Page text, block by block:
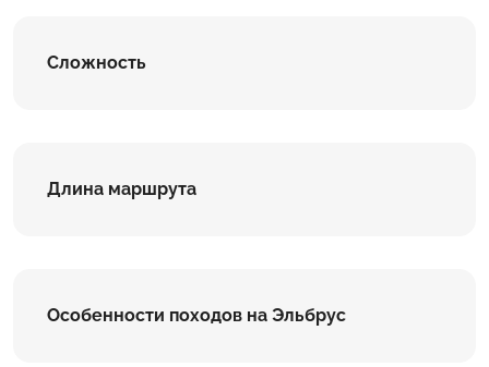
Сложность
Длина маршрута
Особенности походов на Эльбрус